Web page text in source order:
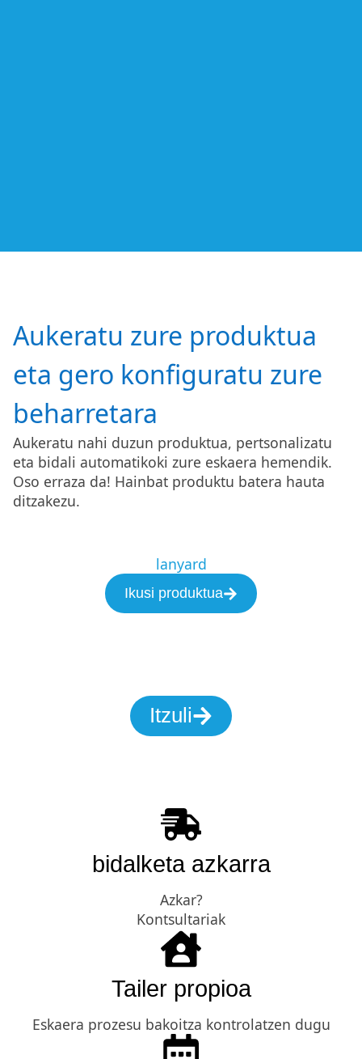
Aukeratu zure produktua
eta gero konfiguratu zure
beharretara
Aukeratu nahi duzun produktua, pertsonalizatu
eta bidali automatikoki zure eskaera hemendik.
Oso erraza da! Hainbat produktu batera hauta
ditzakezu.
lanyard
Ikusi produktua
Itzuli
bidalketa azkarra
Azkar?
Kontsultariak
Tailer propioa
Eskaera prozesu bakoitza kontrolatzen dugu